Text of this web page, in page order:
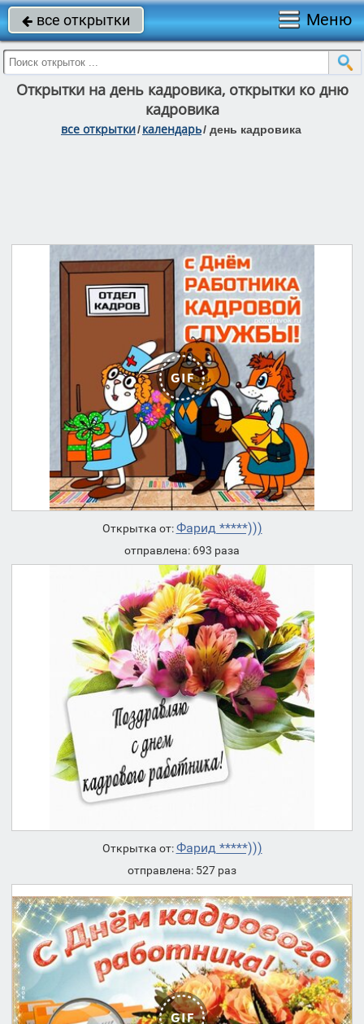
 все открытки Меню
Открытки на день кадровика, открытки ко дню
кадровика
все открытки/календарь/ день кадровика
Открытка от:Фарид *****)))
отправлена: 693 раза
Открытка от:Фарид *****)))
отправлена: 527 раз